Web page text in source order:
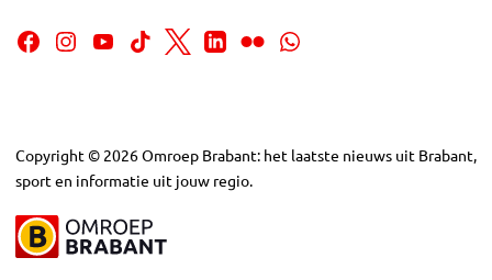
Copyright © 2026Omroep Brabant: het laatste nieuws uit Brabant,
sport en informatie uit jouw regio.